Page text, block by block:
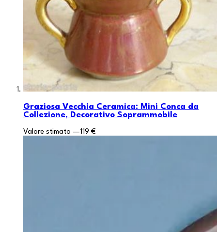
Graziosa Vecchia Ceramica: Mini Conca da
Collezione, Decorativo Soprammobile
Valore stimato —119 €